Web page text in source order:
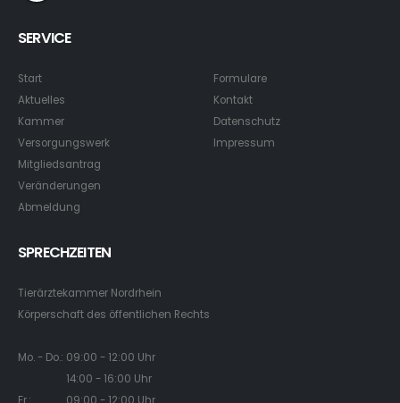
SERVICE
Start
Aktuelles
Kammer
Versorgungswerk
Mitgliedsantrag
Veränderungen
Abmeldung
Formulare
Kontakt
Datenschutz
Impressum
SPRECHZEITEN
Tierärztekammer Nordrhein
Körperschaft des öffentlichen Rechts
Mo. - Do.: 09:00 - 12:00 Uhr
14:00 - 16:00 Uhr